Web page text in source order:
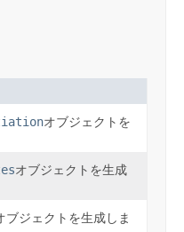
オブジェクトを
オブジェクトを生成
ブジェクトを生成しま